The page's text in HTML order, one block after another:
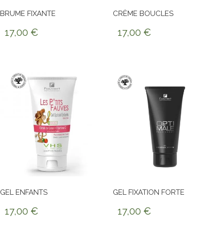
BRUME FIXANTE
17,00 €
CRÈME BOUCLES
17,00 €
GEL ENFANTS
17,00 €
GEL FIXATION FORTE
17,00 €